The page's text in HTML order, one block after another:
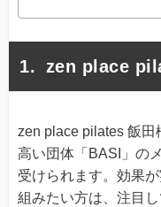
zen place
zen place pilates 飯
高い団体「BASI」の
受けられます。効果
組みたい方は、注目し